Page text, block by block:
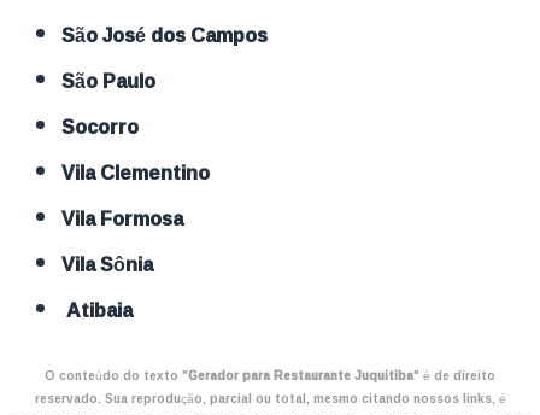
São José dos Campos
São Paulo
Socorro
Vila Clementino
Vila Formosa
Vila Sônia
Atibaia
O conteúdo do texto "Gerador para Restaurante Juquitiba" é de direito
reservado. Sua reprodução, parcial ou total, mesmo citando nossos links, é